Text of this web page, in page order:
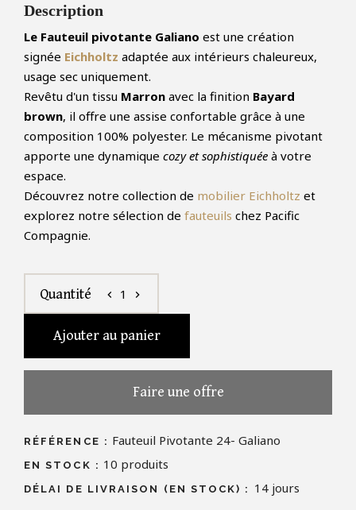
Description
Le Fauteuil pivotante Galiano est une création
signée Eichholtz adaptée aux intérieurs chaleureux,
usage sec uniquement.
Revêtu d'un tissu Marron avec la finition Bayard
brown, il offre une assise confortable grâce à une
composition 100% polyester. Le mécanisme pivotant
apporte une dynamique cozy et sophistiquée à votre
espace.
Découvrez notre collection de mobilier Eichholtz et
explorez notre sélection de fauteuils chez Pacific
Compagnie.
Quantité chevron_left 1 chevron_right
Ajouter au panier
Faire une offre
RÉFÉRENCE : Fauteuil Pivotante 24- Galiano
EN STOCK : 10 produits
DÉLAI DE LIVRAISON (EN STOCK) : 14 jours